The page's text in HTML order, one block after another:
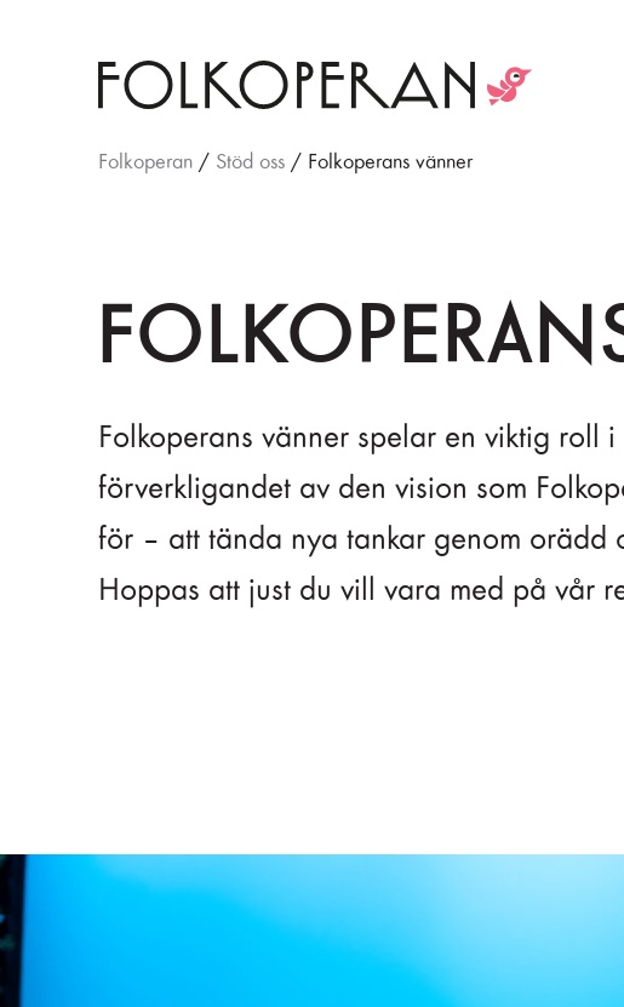
Folkoperan / Stöd oss / Folkoperans vänner
Folkoperans vänner spelar en viktig roll i
förverkligandet av den vision som
för – att tända nya tankar genom orädd
Hoppas att just du vill vara med på vår